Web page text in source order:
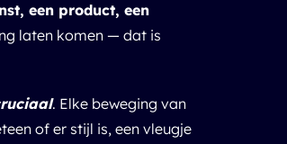
een product, een
laten komen — dat is
. Elke beweging van
of er stijl is, een vleugje